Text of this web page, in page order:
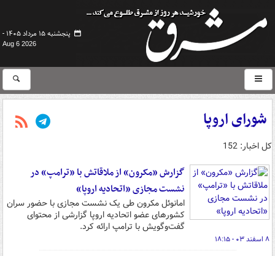
پنجشنبه ۱۵ مرداد ۱۴۰۵ -
Aug 6 2026
شورای اروپا
کل اخبار: 152
گزارش «مکرون» از ملاقاتش با «ترامپ» در
نشست مجازی «اتحادیه اروپا»
امانوئل مکرون طی یک نشست مجازی با حضور سران
کشورهای عضو اتحادیه اروپا گزارشی از محتوای
گفت‌وگویش با ترامپ ارائه کرد.
۸ اسفند ۰۳ - ۱۸:۱۵